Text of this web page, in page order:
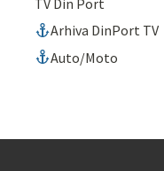
Arhiva DinPort TV
Auto/Moto